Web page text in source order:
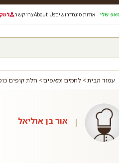
שלי אודות סוגתדרושיםAbout Usצרו קשר
עמוד הבית לחמים ומאפים חלת קופים
אור בן אוליאל